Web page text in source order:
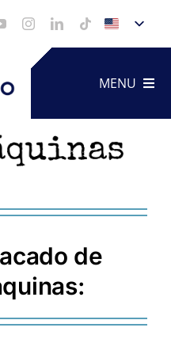
MENU
Services
Videos
de